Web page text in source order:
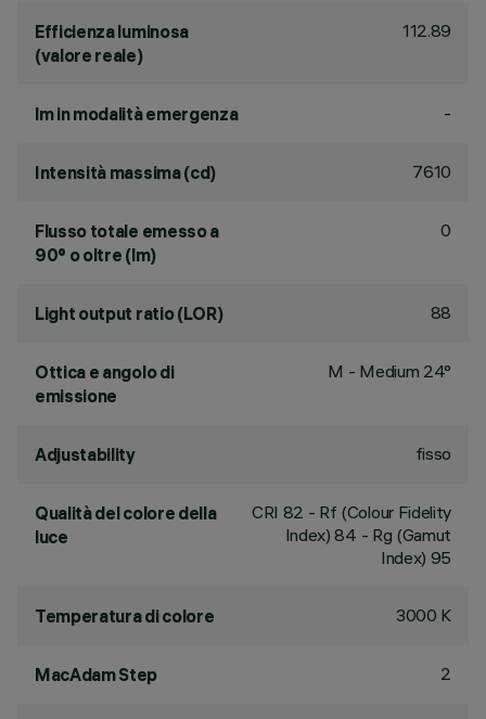
Efficienza luminosa
(valore reale)
112.89
lm in modalità emergenza -
Intensità massima (cd) 7610
Flusso totale emesso a
90° o oltre (lm)
0
Light output ratio (LOR) 88
Ottica e angolo di
emissione
M - Medium 24°
Adjustability fisso
Qualità del colore della
luce
CRI 82 - Rf (Colour Fidelity
Index) 84 - Rg (Gamut
Index) 95
Temperatura di colore 3000 K
MacAdam Step 2